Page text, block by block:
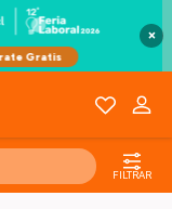
×
FILTRAR